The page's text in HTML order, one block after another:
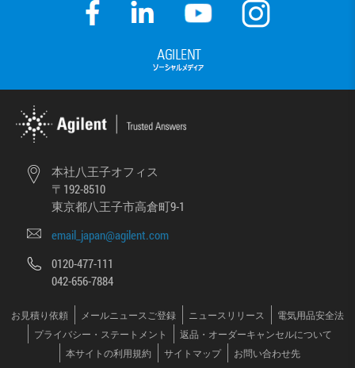
本社八王子オフィス
〒192-8510
東京都八王子市高倉町9-1
email_japan@agilent.com
0120-477-111
042-656-7884
お見積り依頼 メールニュースご登録 ニュースリリース
電気用品安全法
プライバシー・ステートメント
返品・オーダーキャンセルについて
本サイトの利用規約
サイトマップ お問い合わせ先